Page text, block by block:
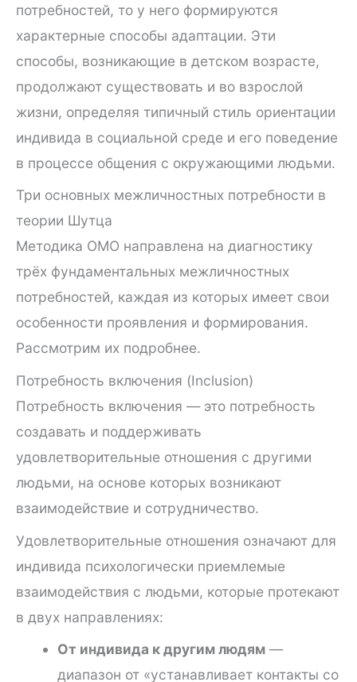
потребностей, то у него формируются
характерные способы адаптации. Эти
способы, возникающие в детском возрасте,
продолжают существовать и во взрослой
жизни, определяя типичный стиль ориентации
индивида в социальной среде и его поведение
в процессе общения с окружающими людьми.
Три основных межличностных потребности в
теории Шутца
Методика ОМО направлена на диагностику
трёх фундаментальных межличностных
потребностей, каждая из которых имеет свои
особенности проявления и формирования.
Рассмотрим их подробнее.
Потребность включения (Inclusion)
Потребность включения — это потребность
создавать и поддерживать
удовлетворительные отношения с другими
людьми, на основе которых возникают
взаимодействие и сотрудничество.
Удовлетворительные отношения означают для
индивида психологически приемлемые
взаимодействия с людьми, которые протекают
в двух направлениях:
От индивида к другим людям—
диапазон от «устанавливает контакты со